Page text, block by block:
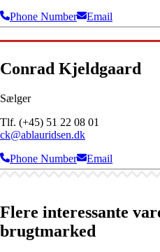
Phone Number
Email
Conrad Kjeldgaard
Sælger
Tlf. (+45) 51 22 08 01
ck@ablauridsen.dk
Phone Number
Email
Flere interessante
brugtmarked